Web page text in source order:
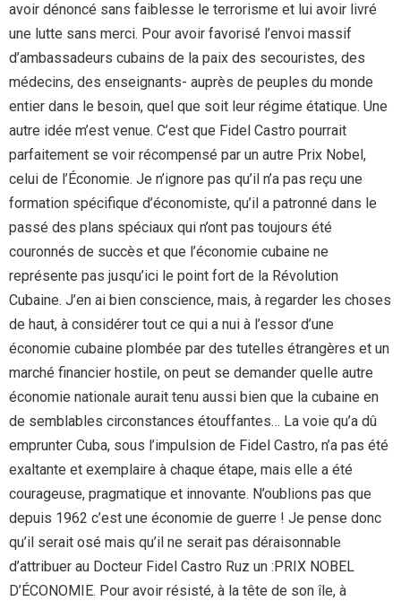
avoir dénoncé sans faiblesse le terrorisme et lui avoir livré
une lutte sans merci. Pour avoir favorisé l’envoi massif
d’ambassadeurs cubains de la paix des secouristes, des
médecins, des enseignants- auprès de peuples du monde
entier dans le besoin, quel que soit leur régime étatique. Une
autre idée m’est venue. C’est que Fidel Castro pourrait
parfaitement se voir récompensé par un autre Prix Nobel,
celui de l’Économie. Je n’ignore pas qu’il n’a pas reçu une
formation spécifique d’économiste, qu’il a patronné dans le
passé des plans spéciaux qui n’ont pas toujours été
couronnés de succès et que l’économie cubaine ne
représente pas jusqu’ici le point fort de la Révolution
Cubaine. J’en ai bien conscience, mais, à regarder les choses
de haut, à considérer tout ce qui a nui à l’essor d’une
économie cubaine plombée par des tutelles étrangères et un
marché financier hostile, on peut se demander quelle autre
économie nationale aurait tenu aussi bien que la cubaine en
de semblables circonstances étouffantes… La voie qu’a dû
emprunter Cuba, sous l’impulsion de Fidel Castro, n’a pas été
exaltante et exemplaire à chaque étape, mais elle a été
courageuse, pragmatique et innovante. N’oublions pas que
depuis 1962 c’est une économie de guerre ! Je pense donc
qu’il serait osé mais qu’il ne serait pas déraisonnable
d’attribuer au Docteur Fidel Castro Ruz un :PRIX NOBEL
D’ÉCONOMIE. Pour avoir résisté, à la tête de son île, à